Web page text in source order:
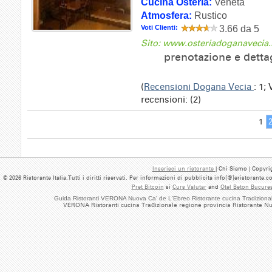
Guida Ristoranti VERONA Nuova Ca' de L'Ebreo Ristorante cucina
VERONA Ristoranti cucina Tradizionale regione provincia Ristorante
Cucina Osteria: Veneta
Atmosfera: Rustico
Voti Clienti: 3.66 da 5
Sito:
prenotazione e
(Recensioni Dogana Vecia : 1;
recensioni: (2)
1 2
Inserisci un ristorante | Chi Siamo |
© 2026 Ristorante Italia.Tutti i diritti riservati. Per informazioni di pubblicita
Pret BitcoinsiCurs ValutarandOtel Beton